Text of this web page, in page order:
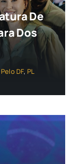
De
Dos
Pelo DF, PL